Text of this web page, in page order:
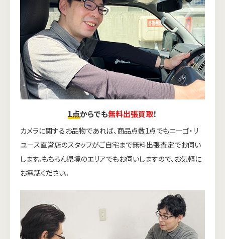
1点からでも無料出張買取！
カメラに関するお品物であれば、商品点数1点でもニーゴ・リ
ユース直営店のスタッフがご自宅まで無料出張査定でお伺い
します。もちろん県境のエリアでもお伺いしますので、お気軽に
お電話ください。